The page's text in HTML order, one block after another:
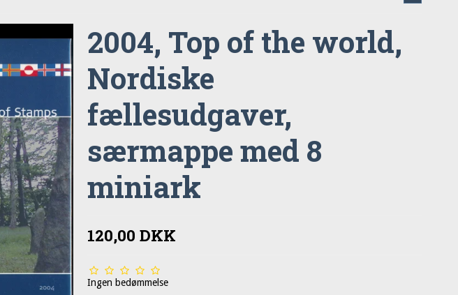
2004, Top of the world,
Nordiske
fællesudgaver,
særmappe med 8
miniark
120,00 DKK
Ingen bedømmelse